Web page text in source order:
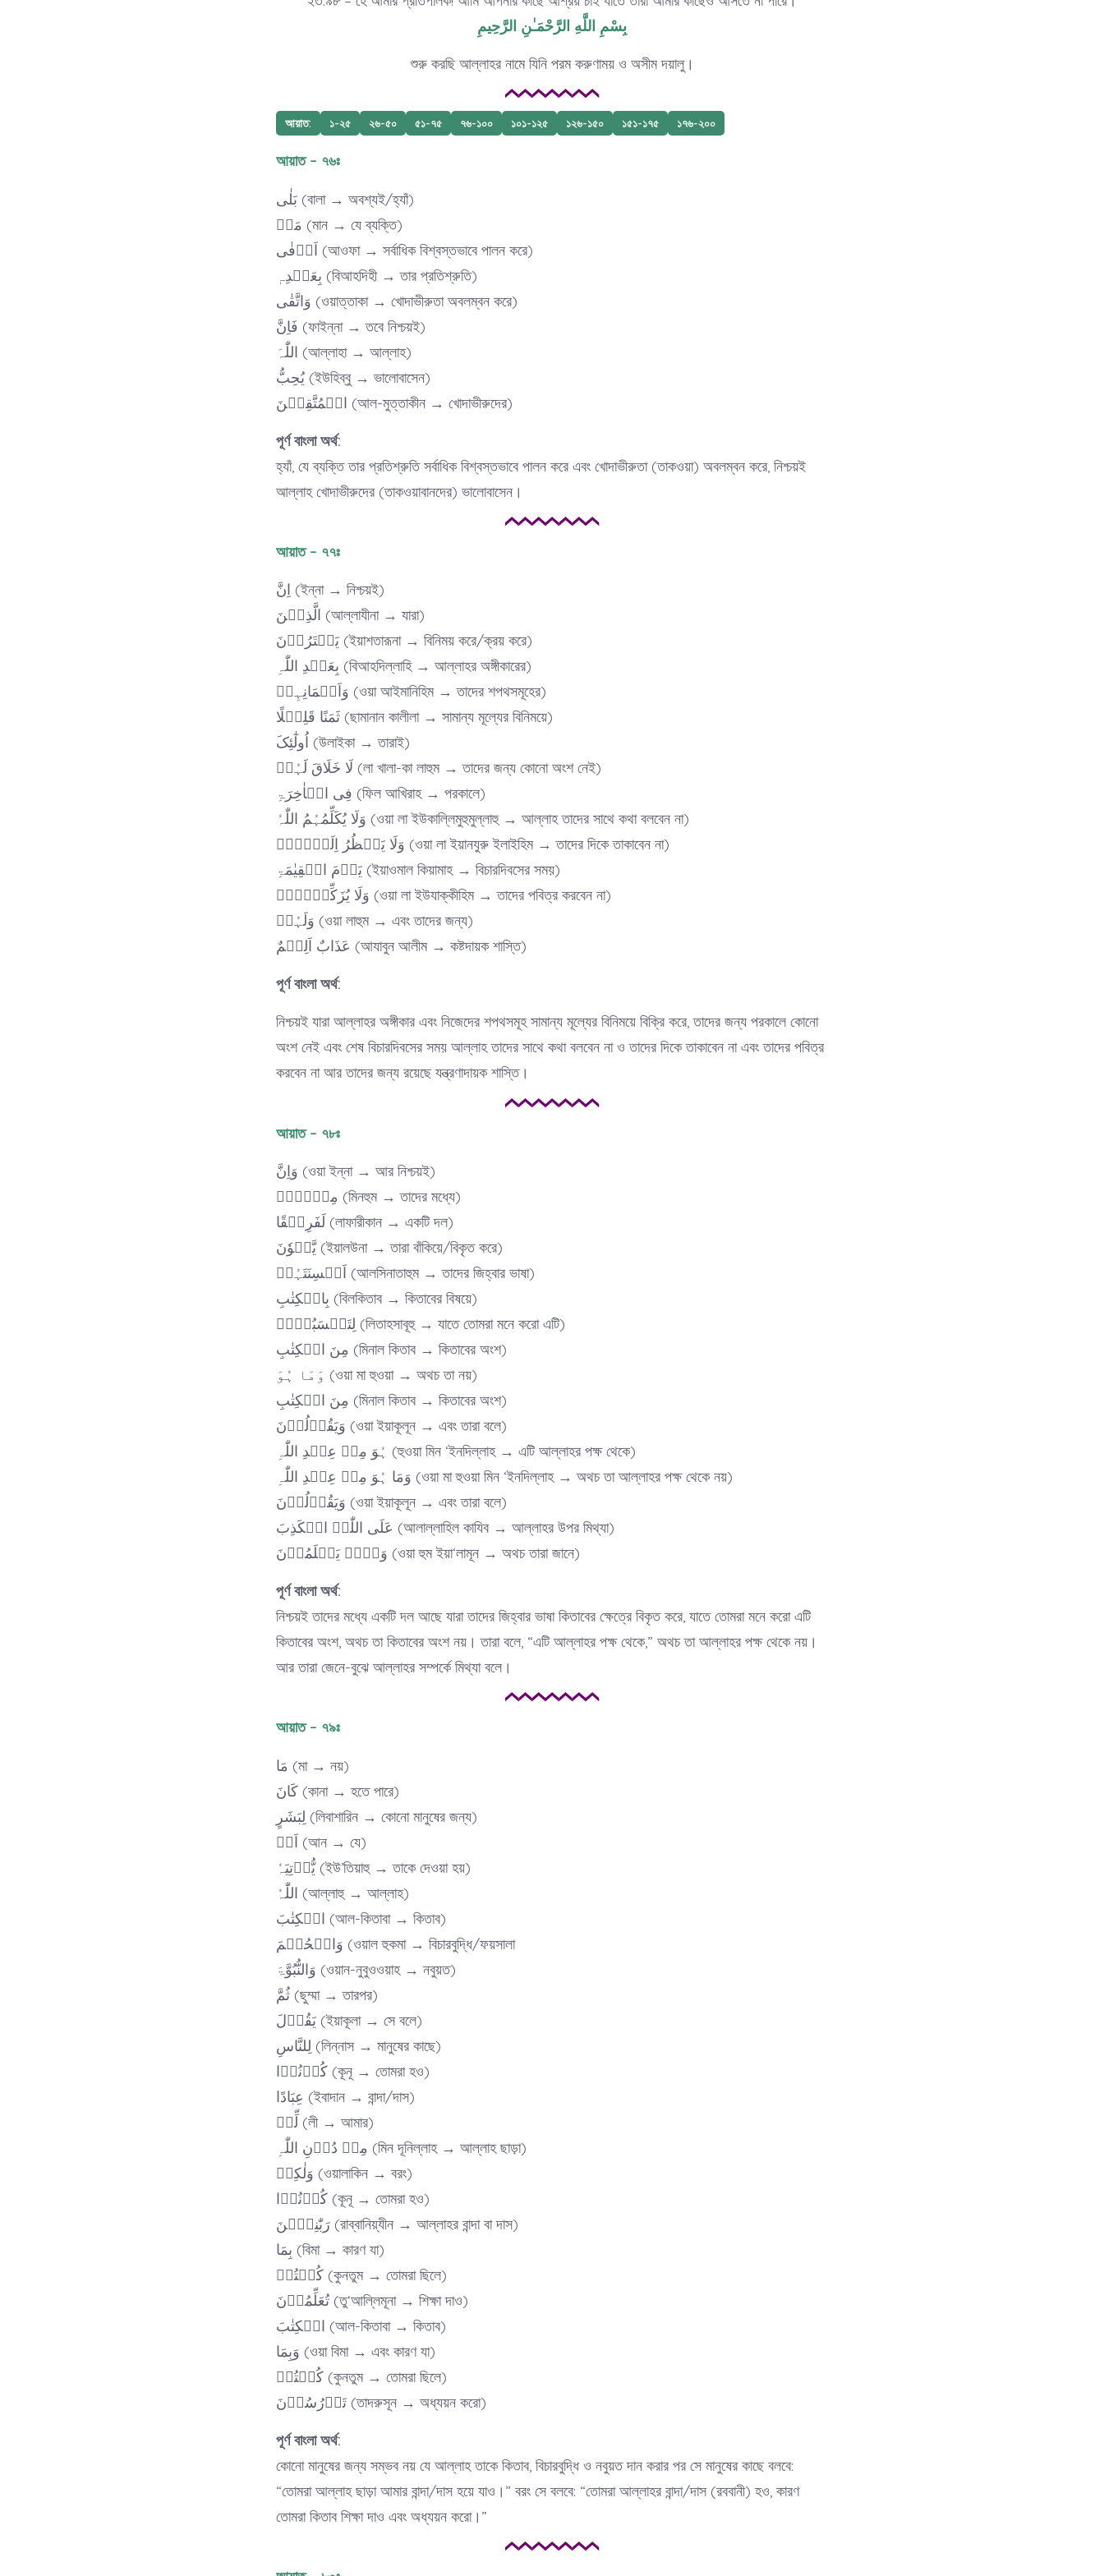
بِسْمِ اللَّهِ الرَّحْمَـٰنِ الرَّحِيمِ
শুরু করছি আল্লাহর নামে যিনি পরম করুণাময় ও অসীম দয়ালু।
আয়াত: ১-২৫ ২৬-৫০ ৫১-৭৫ ৭৬-১০০ ১০১-১২৫ ১২৬-১৫০ ১৫১-১৭৫ ১৭৬-২০০
আয়াত – ৭৬ঃ
بَلٰی (বালা → অবশ্যই/হ্যাঁ)
مَنۡ (মান → যে ব্যক্তি)
اَوۡفٰی (আওফা → সর্বাধিক বিশ্বস্তভাবে পালন করে)
بِعَہۡدِہٖ (বিআহদিহী → তার প্রতিশ্রুতি)
وَاتَّقٰی (ওয়াত্তাকা → খোদাভীরুতা অবলম্বন করে)
فَاِنَّ (ফাইন্না → তবে নিশ্চয়ই)
اللّٰہَ (আল্লাহা → আল্লাহ)
یُحِبُّ (ইউহিব্বু → ভালোবাসেন)
الۡمُتَّقِیۡنَ (আল-মুত্তাকীন → খোদাভীরুদের)
পূর্ণ বাংলা অর্থ:
হ্যাঁ, যে ব্যক্তি তার প্রতিশ্রুতি সর্বাধিক বিশ্বস্তভাবে পালন করে এবং খোদাভীরুতা (তাকওয়া) অবলম্বন করে, নিশ্চয়ই
আল্লাহ খোদাভীরুদের (তাকওয়াবানদের) ভালোবাসেন।
আয়াত – ৭৭ঃ
اِنَّ (ইন্না → নিশ্চয়ই)
الَّذِیۡنَ (আল্লাযীনা → যারা)
یَشۡتَرُوۡنَ (ইয়াশতারূনা → বিনিময় করে/ক্রয় করে)
بِعَہۡدِ اللّٰہِ (বিআহদিল্লাহি → আল্লাহর অঙ্গীকারের)
وَاَیۡمَانِہِمۡ (ওয়া আইমানিহিম → তাদের শপথসমূহের)
ثَمَنًا قَلِیۡلًا (ছামানান কালীলা → সামান্য মূল্যের বিনিময়ে)
اُولٰٓئِکَ (উলাইকা → তারাই)
لَا خَلَاقَ لَہُمۡ (লা খালা-কা লাহুম → তাদের জন্য কোনো অংশ নেই)
فِی الۡاٰخِرَۃِ (ফিল আখিরাহ → পরকালে)
وَلَا یُکَلِّمُہُمُ اللّٰہُ (ওয়া লা ইউকাল্লিমুহুমুল্লাহু → আল্লাহ তাদের সাথে কথা বলবেন না)
وَلَا یَنۡظُرُ اِلَیۡہِمۡ (ওয়া লা ইয়ানযুরু ইলাইহিম → তাদের দিকে তাকাবেন না)
یَوۡمَ الۡقِیٰمَۃِ (ইয়াওমাল কিয়ামাহ → বিচারদিবসের সময়)
وَلَا یُزَکِّیۡہِمۡ (ওয়া লা ইউযাক্কীহিম → তাদের পবিত্র করবেন না)
وَلَہُمۡ (ওয়া লাহুম → এবং তাদের জন্য)
عَذَابٌ اَلِیۡمٌ (আযাবুন আলীম → কষ্টদায়ক শাস্তি)
পূর্ণ বাংলা অর্থ:
নিশ্চয়ই যারা আল্লাহর অঙ্গীকার এবং নিজেদের শপথসমূহ সামান্য মূল্যের বিনিময়ে বিক্রি করে, তাদের জন্য পরকালে কোনো
অংশ নেই এবং শেষ বিচারদিবসের সময় আল্লাহ তাদের সাথে কথা বলবেন না ও তাদের দিকে তাকাবেন না এবং তাদের পবিত্র
করবেন না আর তাদের জন্য রয়েছে যন্ত্রণাদায়ক শাস্তি।
আয়াত – ৭৮ঃ
وَاِنَّ (ওয়া ইন্না → আর নিশ্চয়ই)
مِنۡہُمۡ (মিনহুম → তাদের মধ্যে)
لَفَرِیۡقًا (লাফারীকান → একটি দল)
یَّلۡوٗنَ (ইয়ালউনা → তারা বাঁকিয়ে/বিকৃত করে)
اَلۡسِنَتَہُمۡ (আলসিনাতাহুম → তাদের জিহ্বার ভাষা)
بِالۡکِتٰبِ (বিলকিতাব → কিতাবের বিষয়ে)
لِتَحۡسَبُوۡہُ (লিতাহসাবূহু → যাতে তোমরা মনে করো এটি)
مِنَ الۡکِتٰبِ (মিনাল কিতাব → কিতাবের অংশ)
وَمَا ہُوَ (ওয়া মা হুওয়া → অথচ তা নয়)
مِنَ الۡکِتٰبِ (মিনাল কিতাব → কিতাবের অংশ)
وَیَقُوۡلُوۡنَ (ওয়া ইয়াকূলূন → এবং তারা বলে)
ہُوَ مِنۡ عِنۡدِ اللّٰہِ (হুওয়া মিন ‘ইনদিল্লাহ → এটি আল্লাহর পক্ষ থেকে)
وَمَا ہُوَ مِنۡ عِنۡدِ اللّٰہِ (ওয়া মা হুওয়া মিন ‘ইনদিল্লাহ → অথচ তা আল্লাহর পক্ষ থেকে নয়)
وَیَقُوۡلُوۡنَ (ওয়া ইয়াকূলূন → এবং তারা বলে)
عَلَی اللّٰہِ الۡکَذِبَ (আলাল্লাহিল কাযিব → আল্লাহর উপর মিথ্যা)
وَہُمۡ یَعۡلَمُوۡنَ (ওয়া হুম ইয়া‘লামূন → অথচ তারা জানে)
পূর্ণ বাংলা অর্থ:
নিশ্চয়ই তাদের মধ্যে একটি দল আছে যারা তাদের জিহ্বার ভাষা কিতাবের ক্ষেত্রে বিকৃত করে, যাতে তোমরা মনে করো এটি
কিতাবের অংশ, অথচ তা কিতাবের অংশ নয়। তারা বলে, “এটি আল্লাহর পক্ষ থেকে,” অথচ তা আল্লাহর পক্ষ থেকে নয়।
আর তারা জেনে-বুঝে আল্লাহর সম্পর্কে মিথ্যা বলে।
আয়াত – ৭৯ঃ
مَا (মা → নয়)
کَانَ (কানা → হতে পারে)
لِبَشَرٍ (লিবাশারিন → কোনো মানুষের জন্য)
اَنۡ (আন → যে)
یُّؤۡتِیَہُ (ইউ’তিয়াহু → তাকে দেওয়া হয়)
اللّٰہُ (আল্লাহু → আল্লাহ)
الۡکِتٰبَ (আল-কিতাবা → কিতাব)
وَالۡحُکۡمَ (ওয়াল হুকমা → বিচারবুদ্ধি/ফয়সালা
وَالنُّبُوَّۃَ (ওয়ান-নুবুওওয়াহ → নবুয়ত)
ثُمَّ (ছুম্মা → তারপর)
یَقُوۡلَ (ইয়াকূলা → সে বলে)
لِلنَّاسِ (লিন্নাস → মানুষের কাছে)
کُوۡنُوۡا (কূনূ → তোমরা হও)
عِبَادًا (ইবাদান → বান্দা/দাস)
لِّیۡ (লী → আমার)
مِنۡ دُوۡنِ اللّٰہِ (মিন দূনিল্লাহ → আল্লাহ ছাড়া)
وَلٰکِنۡ (ওয়ালাকিন → বরং)
کُوۡنُوۡا (কূনূ → তোমরা হও)
رَبّٰنِیّٖنَ (রাব্বানিয়্যীন → আল্লাহর বান্দা বা দাস)
بِمَا (বিমা → কারণ যা)
کُنۡتُمۡ (কুনতুম → তোমরা ছিলে)
تُعَلِّمُوۡنَ (তু‘আল্লিমূনা → শিক্ষা দাও)
الۡکِتٰبَ (আল-কিতাবা → কিতাব)
وَبِمَا (ওয়া বিমা → এবং কারণ যা)
کُنۡتُمۡ (কুনতুম → তোমরা ছিলে)
تَدۡرُسُوۡنَ (তাদরুসূন → অধ্যয়ন করো)
পূর্ণ বাংলা অর্থ:
কোনো মানুষের জন্য সম্ভব নয় যে আল্লাহ তাকে কিতাব, বিচারবুদ্ধি ও নবুয়ত দান করার পর সে মানুষের কাছে বলবে:
“তোমরা আল্লাহ ছাড়া আমার বান্দা/দাস হয়ে যাও।” বরং সে বলবে: “তোমরা আল্লাহর বান্দা/দাস (রববানী) হও, কারণ
তোমরা কিতাব শিক্ষা দাও এবং অধ্যয়ন করো।”